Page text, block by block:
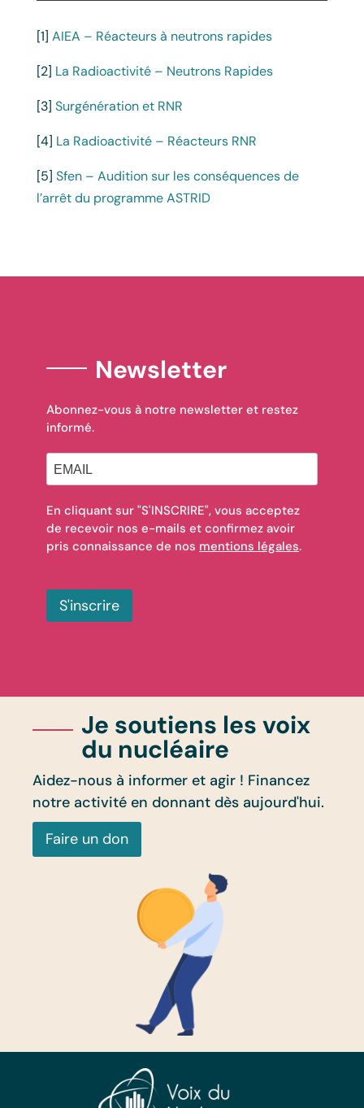
[1] AIEA – Réacteurs à neutrons rapides
[2] La Radioactivité – Neutrons Rapides
[3] Surgénération et RNR
[4] La Radioactivité – Réacteurs RNR
[5] Sfen – Audition sur les conséquences de
l’arrêt du programme ASTRID
Newsletter
Abonnez-vous à notre newsletter et restez
informé.
En cliquant sur "S'INSCRIRE", vous acceptez
de recevoir nos e-mails et confirmez avoir
pris connaissance de nos mentions légales.
S'inscrire
Je soutiens les voix
du nucléaire
Aidez-nous à informer et agir ! Financez
notre activité en donnant dès aujourd'hui.
Faire un don